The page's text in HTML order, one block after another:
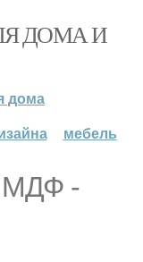
ДОМА И
дома
мебель
МДФ -